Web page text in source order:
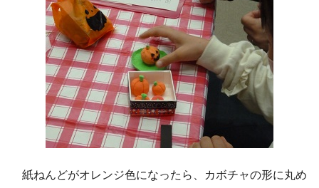
紙ねんどがオレンジ色になったら、カボチャの形に丸め